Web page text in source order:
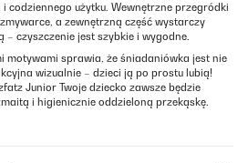
codziennego użytku. Wewnętrzne przegródki
a zewnętrzną część wystarczy
czyszczenie jest szybkie i wygodne.
motywami sprawia, że śniadaniówka jest nie
wizualnie – dzieci ją po prostu lubią!
Junior Twoje dziecko zawsze będzie
i higienicznie oddzieloną przekąskę.